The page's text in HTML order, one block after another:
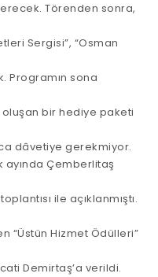
Törenden sonra,
Sergisi”, “Osman
Programın sona
bir hediye paketi
dâvetiye gerekmiyor.
ayında Çemberlitaş
ile açıklanmıştı.
“Üstün Hizmet Ödülleri”
Demirtaş’a verildi.